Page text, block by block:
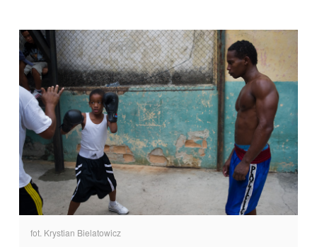
fot. Krystian Bielatowicz